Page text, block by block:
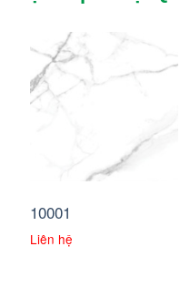
10001
Liên hệ